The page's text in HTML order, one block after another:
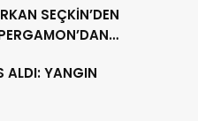
SEÇKİN’DEN
ALDI: YANGIN